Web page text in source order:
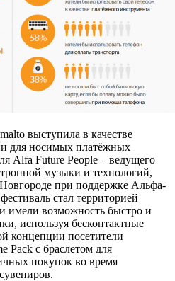
выступила в качестве
для носимых платёжных
Alfa Future People – ведущего
музыки и технологий,
при поддержке Альфа-
стал территорией
имели возможность быстро и
используя бесконтактные
концепции посетители
Pack с браслетом для
покупок во время